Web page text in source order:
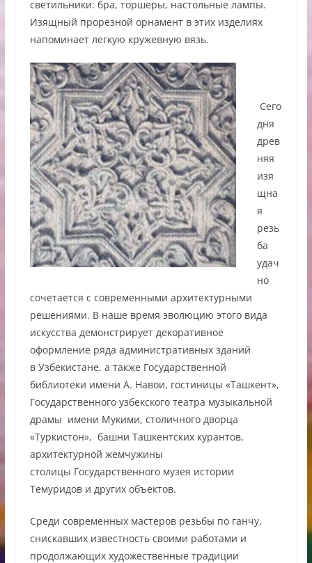
светильники: бра, торшеры, настольные лампы.
Изящный прорезной орнамент в этих изделиях
напоминает легкую кружевную вязь.
Сего
дня
древ
няя
изя
щна
я
резь
ба
удач
но
сочетается с современными архитектурными
решениями. В наше время эволюцию этого вида
искусства демонстрирует декоративное
оформление ряда административных зданий
в Узбекистане, а также Государственной
библиотеки имени А. Навои, гостиницы «Ташкент»,
Государственного узбекского театра музыкальной
драмы имени Мукими, столичного дворца
«Туркистон», башни Ташкентских курантов,
архитектурной жемчужины
столицы Государственного музея истории
Темуридов и других объектов.
Среди современных мастеров резьбы по ганчу,
снискавших известность своими работами и
продолжающих художественные традиции